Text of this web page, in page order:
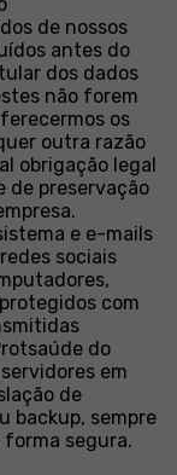
de nossos
antes do
dos dados
não forem
os
outra razão
obrigação legal
de preservação
e e-mails
sociais
com
do
em
de
backup, sempre
forma segura.